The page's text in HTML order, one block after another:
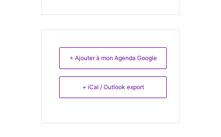
+ Ajouter à mon Agenda Google
+ iCal / Outlook export